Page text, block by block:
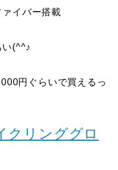
ァイバー搭載
い(^^♪
円ぐらいで買えるっ
クリンググロ